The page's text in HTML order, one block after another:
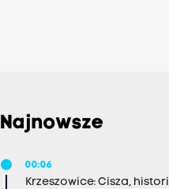
Najnowsze
00:06
Krzeszowice: Cisza,